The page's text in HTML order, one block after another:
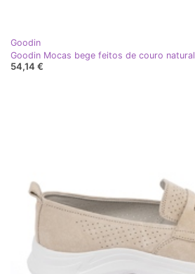
Goodin
Goodin Mocas bege feitos de couro natural
54,14 €